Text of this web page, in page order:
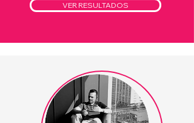
VER RESULTADOS